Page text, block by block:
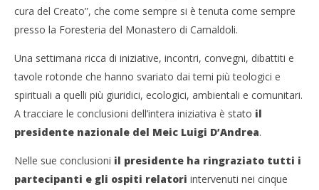
cura del Creato”, che come sempre si è tenuta come sempre
presso la Foresteria del Monastero di Camaldoli.
Una settimana ricca di iniziative, incontri, convegni, dibattiti e
tavole rotonde che hanno svariato dai temi più teologici e
spirituali a quelli più giuridici, ecologici, ambientali e comunitari.
A tracciare le conclusioni dell’intera iniziativa è stato il
presidente nazionale del Meic Luigi D’Andrea.
Nelle sue conclusioni il presidente ha ringraziato tutti i
partecipanti e gli ospiti relatori intervenuti nei cinque